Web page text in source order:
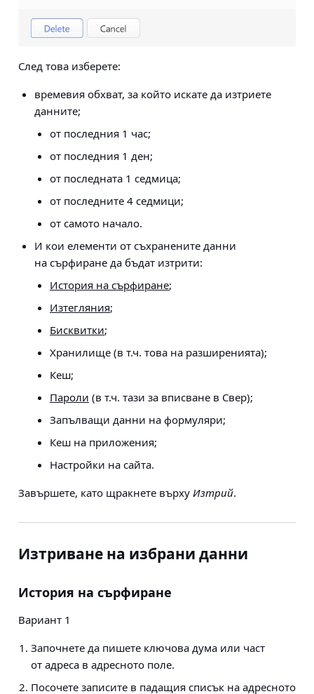
След това изберете:
времевия обхват, за който искате да изтриете
данните;
от последния 1 час;
от последния 1 ден;
от последната 1 седмица;
от последните 4 седмици;
от самото начало.
И кои елементи от съхранените данни
на сърфиране да бъдат изтрити:
История на сърфиране;
Изтегляния;
Бисквитки;
Хранилище (в т.ч. това на разширенията);
Кеш;
Пароли (в т.ч. тази за вписване в Свер);
Запълващи данни на формуляри;
Кеш на приложения;
Настройки на сайта.
Завършете, като щракнете върху Изтрий.
Изтриване на избрани данни
История на сърфиране
Вариант 1
Започнете да пишете ключова дума или част
от адреса в адресното поле.
Посочете записите в падащия списък на адресното